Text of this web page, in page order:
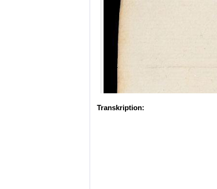
Transkription: